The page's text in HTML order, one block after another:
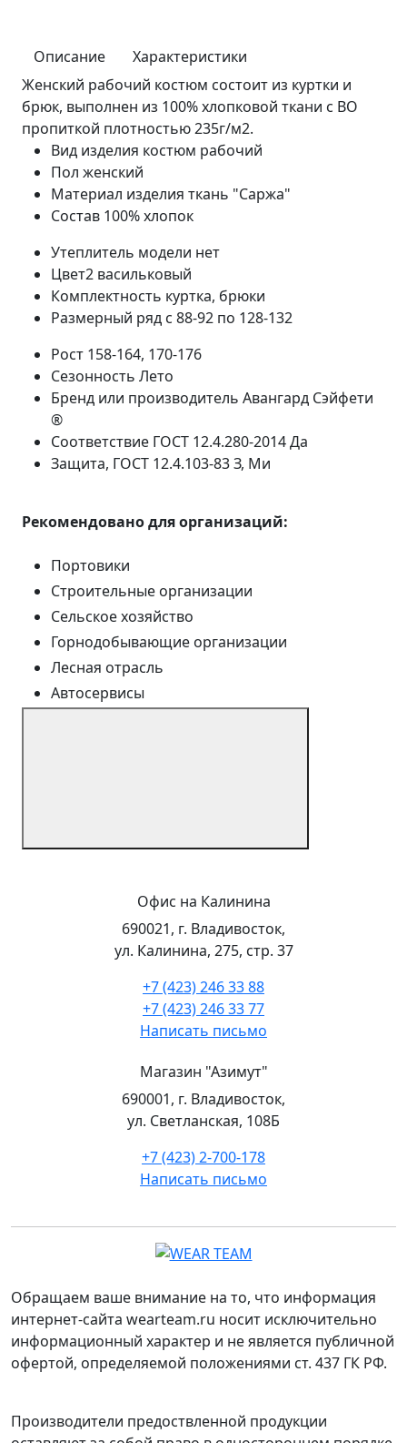
Описание
Характеристики
Женский рабочий костюм состоит из куртки и
брюк, выполнен из 100% хлопковой ткани с ВО
пропиткой плотностью 235г/м2.
Вид изделия костюм рабочий
Пол женский
Материал изделия ткань "Саржа"
Состав 100% хлопок
Утеплитель модели нет
Цвет2 васильковый
Комплектность куртка, брюки
Размерный ряд с 88-92 по 128-132
Рост 158-164, 170-176
Сезонность Лето
Бренд или производитель Авангард Сэйфети
®
Соответствие ГОСТ 12.4.280-2014Да
Защита, ГОСТ 12.4.103-83З, Ми
Рекомендовано для организаций:
Портовики
Строительные организации
Сельское хозяйство
Горнодобывающие организации
Лесная отрасль
Автосервисы
Офис на Калинина
690021, г. Владивосток,
ул. Калинина, 275, стр. 37
+7 (423) 246 33 88
+7 (423) 246 33 77
Написать письмо
Магазин "Азимут"
690001, г. Владивосток,
ул. Светланская, 108Б
+7 (423) 2-700-178
Написать письмо
Обращаем ваше внимание на то, что информация
интернет-сайта wearteam.ru носит исключительно
информационный характер и не является публичной
офертой, определяемой положениями ст. 437 ГК РФ.
Производители предоствленной продукции